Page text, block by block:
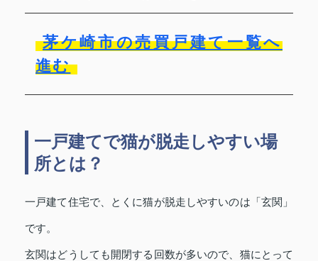
茅ケ崎市の売買戸建て一覧へ
進む
一戸建てで猫が脱走しやすい場
所とは？
一戸建て住宅で、とくに猫が脱走しやすいのは「玄関」
です。
玄関はどうしても開閉する回数が多いので、猫にとって